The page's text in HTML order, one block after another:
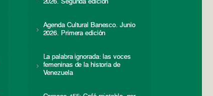
2026. Segunda edición
Agenda Cultural Banesco. Junio
2026. Primera edición
La palabra ignorada: las voces
femeninas de la historia de
Venezuela